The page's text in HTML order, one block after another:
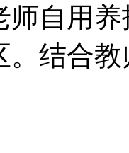
师自用
。结合